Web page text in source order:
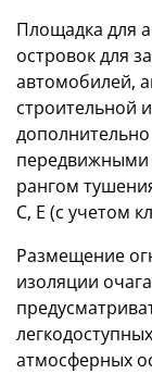
Площадка для
островок для
автомобилей,
строительной
рангом
С, Е (с учетом
Размещение
изоляции
атмосферных